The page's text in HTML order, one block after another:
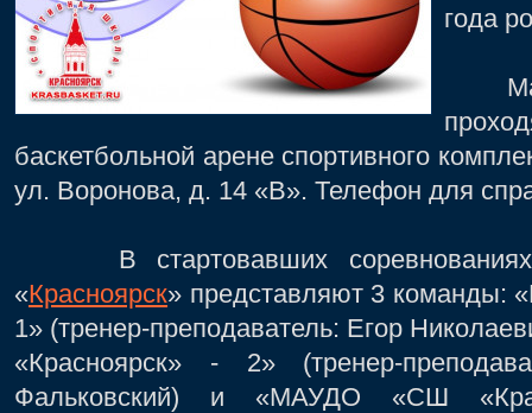
года
баскетбольной арене спортивного
ул. Воронова, д. 14 «В». Телефон для
В стартовавших соревнованиях
«Красноярск» представляют 3 команды:
1» (тренер-преподаватель: Егор
«Красноярск» - 2» (тренер-
Фальковский) и «МАУДО «СШ